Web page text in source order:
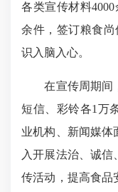
各类宣传材料
余件，签订粮食
识入脑入心。
在宣传周期间，
短信、彩铃各1万
业机构、新闻媒体
入开展法治、诚
传活动，提高食品